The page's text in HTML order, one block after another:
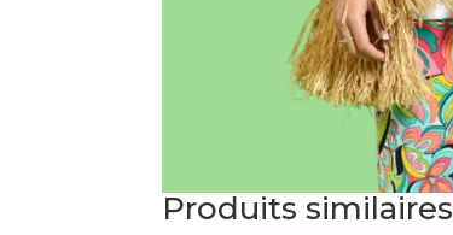
Produits similaires